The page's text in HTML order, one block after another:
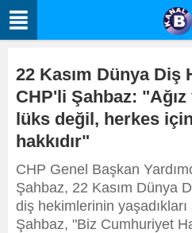
22 Kasım Dünya Diş
CHP'li Şahbaz: "Ağız
lüks değil, herkes
hakkıdır"
CHP Genel Başkan
Şahbaz, 22 Kasım Dünya
diş hekimlerinin yaşadıkları
Şahbaz, "Biz Cumhuriyet